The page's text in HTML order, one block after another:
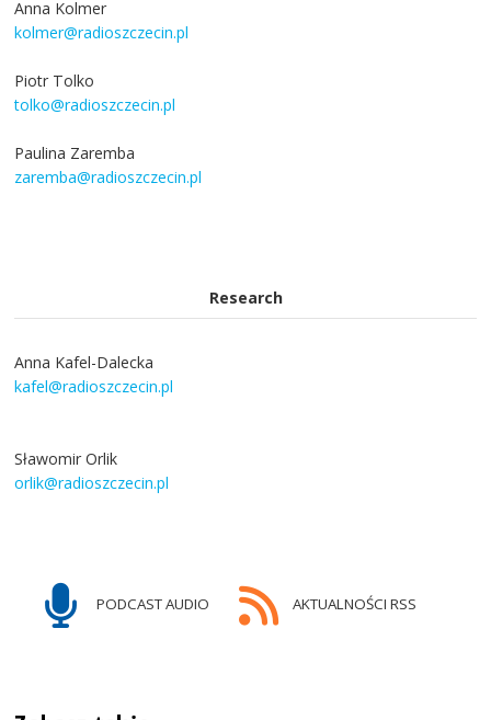
Anna Kolmer
kolmer@radioszczecin.pl
Piotr Tolko
tolko@radioszczecin.pl
Paulina Zaremba
zaremba@radioszczecin.pl
Research
Anna Kafel-Dalecka
kafel@radioszczecin.pl
Sławomir Orlik
orlik@radioszczecin.pl
PODCAST AUDIO AKTUALNOŚCI RSS